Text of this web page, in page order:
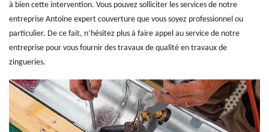
à bien cette intervention. Vous pouvez solliciter les services de notre
entreprise Antoine expert couverture que vous soyez professionnel ou
particulier. De ce fait, n’hésitez plus à faire appel au service de notre
entreprise pour vous fournir des travaux de qualité en travaux de
zingueries.